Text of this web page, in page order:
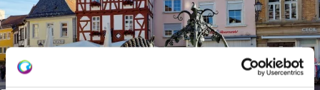
Kultur & Städte